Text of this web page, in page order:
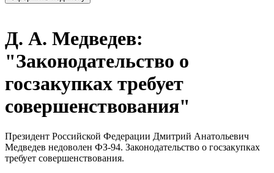
Д. А. Медведев:
"Законодательство о
госзакупках требует
совершенствования"
Президент Российской Федерации Дмитрий Анатольевич
Медведев недоволен ФЗ-94. Законодательство о госзакупках
требует совершенствования.